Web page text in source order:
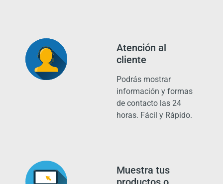
Atención al
cliente
Podrás mostrar
información y formas
de contacto las 24
horas. Fácil y Rápido.
Muestra tus